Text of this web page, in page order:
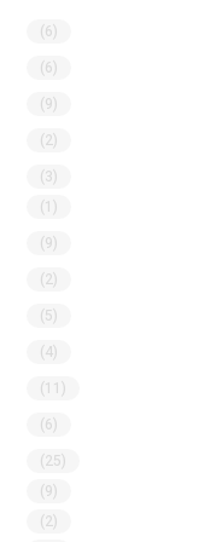
(6)
(6)
(9)
(2)
(3)
(1)
(9)
(2)
(5)
(4)
(11)
(6)
(25)
(9)
(2)